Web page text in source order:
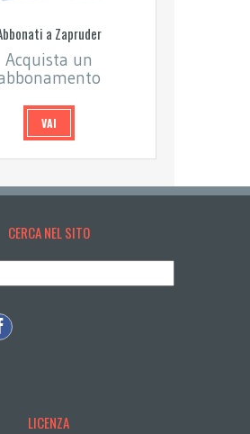
a Zapruder
Acquista un
VAI
CERCA NEL SITO
LICENZA